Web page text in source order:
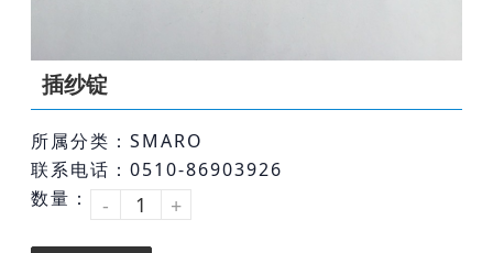
插纱锭
所属分类：SMARO
联系电话：0510-86903926
数量：
- +